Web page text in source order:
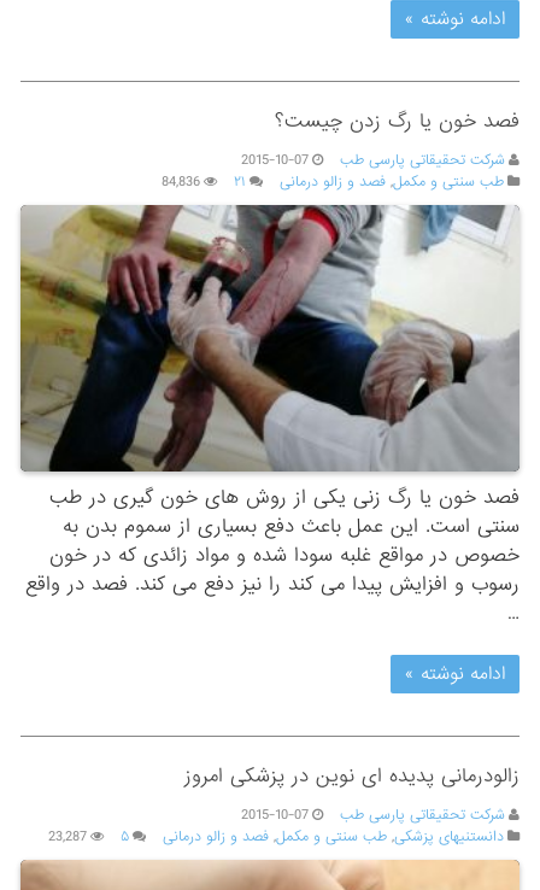
ادامه نوشته »
فصد خون یا رگ زدن چیست؟
شرکت تحقیقاتی پارسی طب
2015-10-07
طب سنتی و مکمل,فصد و زالو درمانی ۲۱ 84,836
فصد خون یا رگ زنی یکی از روش های خون گیری در طب
سنتی است. این عمل باعث دفع بسیاری از سموم بدن به
خصوص در مواقع غلبه سودا شده و مواد زائدی که در خون
رسوب و افزایش پیدا می کند را نیز دفع می کند. فصد در واقع
…
ادامه نوشته »
زالودرمانی پدیده ای نوین در پزشکی امروز
شرکت تحقیقاتی پارسی طب
2015-10-07
دانستنیهای پزشکی,طب سنتی و مکمل,فصد و زالو درمانی ۵ 23,287